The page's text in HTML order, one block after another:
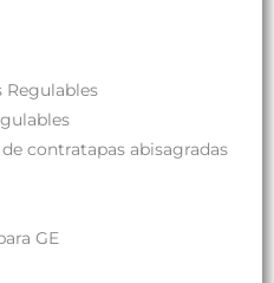
Regulables
contratapas abisagradas
GE